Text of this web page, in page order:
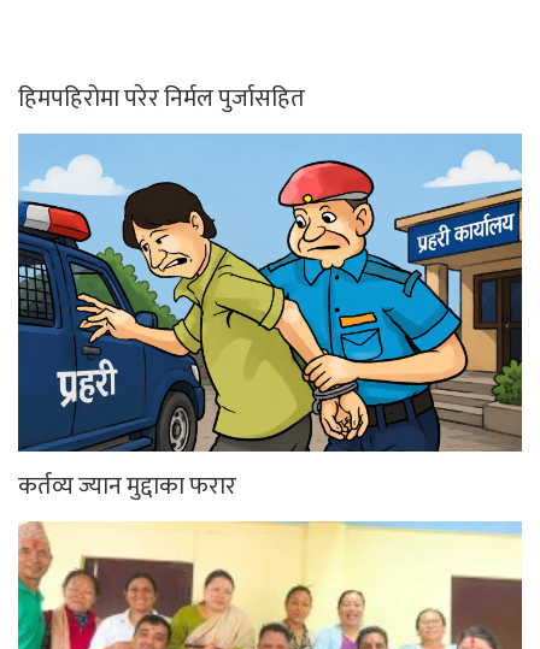
हिमपहिरोमा परेर निर्मल पुर्जासहित
कर्तव्य ज्यान मुद्दाका फरार